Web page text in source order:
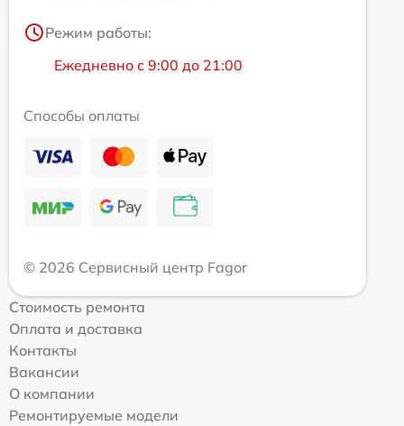
Режим работы:
Ежедневно с 9:00 до 21:00
Способы оплаты
© 2026 Сервисный центр Fagor
Стоимость ремонта
Оплата и доставка
Контакты
Вакансии
О компании
Ремонтируемые модели